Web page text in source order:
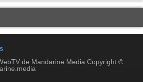
de Mandarine Media Copyright ©